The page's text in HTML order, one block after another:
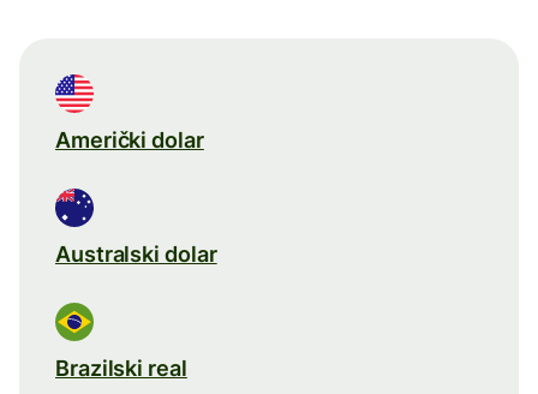
Američki dolar
Australski dolar
Brazilski real